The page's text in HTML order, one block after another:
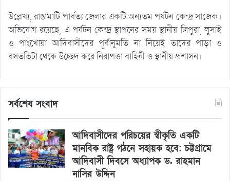
উল্লেখ্য, রাঙামাটি পার্বত্য জেলার একটি অন্যতম পর্যটন কেন্দ্র সাজেক।
অভিযোগ রয়েছে, এ পর্যটন কেন্দ্র স্থাপনের সময় স্থানীয় ত্রিপুরা, লুসাই
ও পাংখোয়া আদিবাসীদের পূর্বানুমতি না নিয়েই তাদের পাড়া ও
বসতভিটা থেকে উচ্ছেদ করে নিরাপত্তা বাহিনী ও স্থানীয় প্রশাসন।
সর্বশেষ সংবাদ
আদিবাসীদের পরিচয়ের স্বীকৃতি একটি
মানবিক রাষ্ট্র গঠনে সহায়ক হবে: চট্টগ্রামে
আদিবাসী দিবসে অধ্যাপক ড. রাহমান
নাসির উদ্দিন